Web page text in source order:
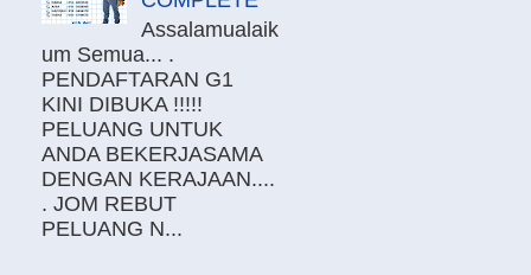
Assalamualaik
um Semua... .
PENDAFTARAN G1
KINI DIBUKA !!!!!
PELUANG UNTUK
ANDA BEKERJASAMA
DENGAN KERAJAAN....
. JOM REBUT
PELUANG N...